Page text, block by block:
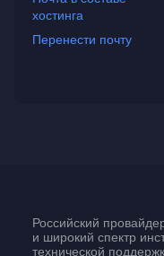
хостинга
Перенести почту
Российский
и широкий спектр
технической